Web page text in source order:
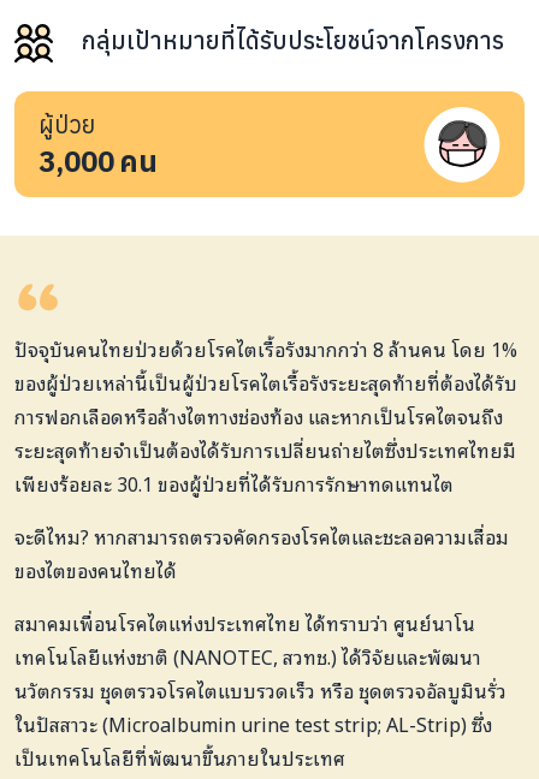
กลุ่มเป้าหมายที่ได้รับประโยชน์จากโครงการ
ผู้ป่วย
3,000คน
ปัจจุบันคนไทยป่วยด้วยโรคไตเรื้อรังมากกว่า 8 ล้านคน โดย 1%
ของผู้ป่วยเหล่านี้เป็นผู้ป่วยโรคไตเรื้อรังระยะสุดท้ายที่ต้องได้รับ
การฟอกเลือดหรือล้างไตทางช่องท้อง และหากเป็นโรคไตจนถึง
ระยะสุดท้ายจำเป็นต้องได้รับการเปลี่ยนถ่ายไตซึ่งประเทศไทยมี
เพียงร้อยละ 30.1 ของผู้ป่วยที่ได้รับการรักษาทดแทนไต
จะดีไหม? หากสามารถตรวจคัดกรองโรคไตและชะลอความเสื่อม
ของไตของคนไทยได้
สมาคมเพื่อนโรคไตแห่งประเทศไทย ได้ทราบว่า ศูนย์นาโน
เทคโนโลยีแห่งชาติ (NANOTEC, สวทช.) ได้วิจัยและพัฒนา
นวัตกรรม ชุดตรวจโรคไตแบบรวดเร็ว หรือ ชุดตรวจอัลบูมินรั่ว
ในปัสสาวะ (Microalbumin urine test strip; AL-Strip)ซึ่ง
เป็นเทคโนโลยีที่พัฒนาขึ้นภายในประเทศ